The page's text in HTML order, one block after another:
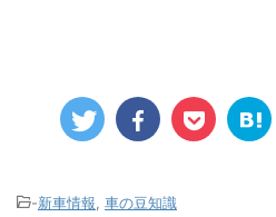
-新車情報 車の豆知識